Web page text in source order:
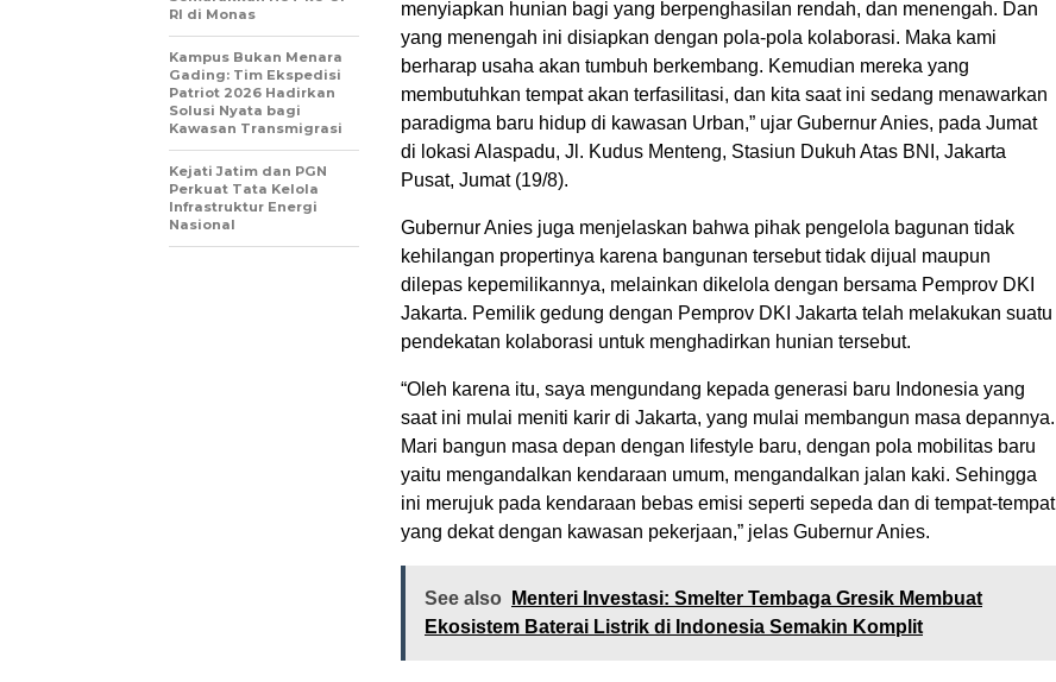
menyiapkan hunian bagi yang berpenghasilan rendah, dan menengah. Dan
yang menengah ini disiapkan dengan pola-pola kolaborasi. Maka kami
berharap usaha akan tumbuh berkembang. Kemudian mereka yang
membutuhkan tempat akan terfasilitasi, dan kita saat ini sedang menawarkan
paradigma baru hidup di kawasan Urban,” ujar Gubernur Anies, pada Jumat
di lokasi Alaspadu, Jl. Kudus Menteng, Stasiun Dukuh Atas BNI, Jakarta
Pusat, Jumat (19/8).
Gubernur Anies juga menjelaskan bahwa pihak pengelola bagunan tidak
kehilangan propertinya karena bangunan tersebut tidak dijual maupun
dilepas kepemilikannya, melainkan dikelola dengan bersama Pemprov DKI
Jakarta. Pemilik gedung dengan Pemprov DKI Jakarta telah melakukan suatu
pendekatan kolaborasi untuk menghadirkan hunian tersebut.
“Oleh karena itu, saya mengundang kepada generasi baru Indonesia yang
saat ini mulai meniti karir di Jakarta, yang mulai membangun masa depannya.
Mari bangun masa depan dengan lifestyle baru, dengan pola mobilitas baru
yaitu mengandalkan kendaraan umum, mengandalkan jalan kaki. Sehingga
ini merujuk pada kendaraan bebas emisi seperti sepeda dan di tempat-tempat
yang dekat dengan kawasan pekerjaan,” jelas Gubernur Anies.
See also
Menteri Investasi: Smelter Tembaga Gresik Membuat
Ekosistem Baterai Listrik di Indonesia Semakin Komplit
RI di Monas
Kampus Bukan Menara
Gading: Tim Ekspedisi
Patriot 2026 Hadirkan
Solusi Nyata bagi
Kawasan Transmigrasi
Kejati Jatim dan PGN
Perkuat Tata Kelola
Infrastruktur Energi
Nasional